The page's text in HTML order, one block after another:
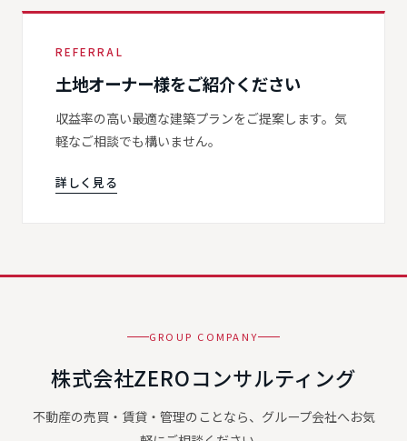
REFERRAL
土地オーナー様をご紹介ください
収益率の高い最適な建築プランをご提案します。気
軽なご相談でも構いません。
詳しく見る
GROUP COMPANY
株式会社ZEROコンサルティング
不動産の売買・賃貸・管理のことなら、グループ会社へお気